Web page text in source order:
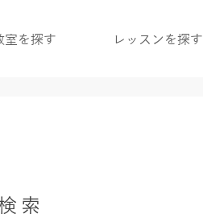
室を探す レッスンを探す
索